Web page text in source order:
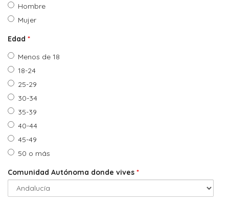
Hombre
Mujer
Edad *
Menos de 18
18-24
25-29
30-34
35-39
40-44
45-49
50 o más
Comunidad Autónoma donde vives *